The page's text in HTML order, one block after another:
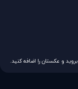
بروید و عکستان را اضافه کنید.